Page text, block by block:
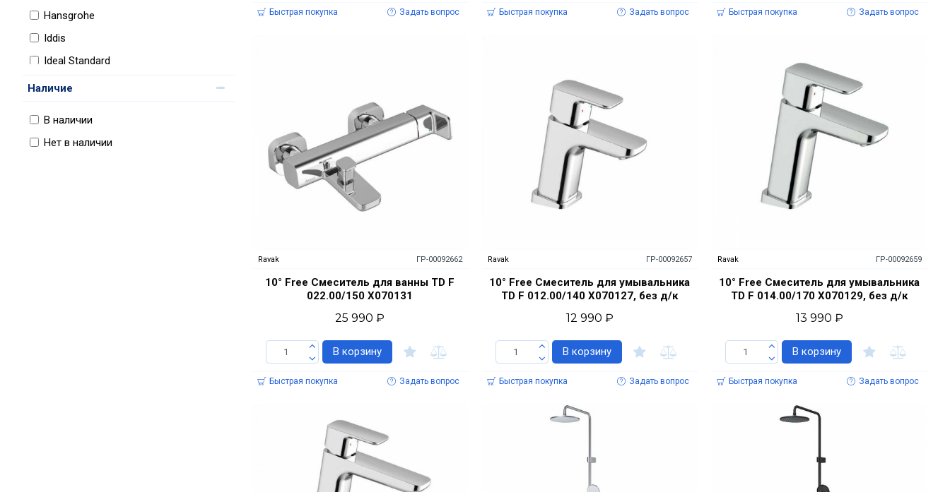
Hansgrohe
Iddis
Ideal Standard
Наличие
В наличии
Нет в наличии
Быстрая покупка Задать вопрос Быстрая покупка Задать вопрос Быстрая покупка Задать вопрос
Ravak ГР-00092662
10° Free Смеситель для ванны TD F
022.00/150 X070131
25 990 ₽
В корзину
Быстрая покупка Задать вопрос
Ravak ГР-00092657
10° Free Смеситель для умывальника
TD F 012.00/140 X070127, без д/к
12 990 ₽
В корзину
Быстрая покупка Задать вопрос
Ravak ГР-00092659
10° Free Смеситель для умывальника
TD F 014.00/170 X070129, без д/к
13 990 ₽
В корзину
Быстрая покупка Задать вопрос